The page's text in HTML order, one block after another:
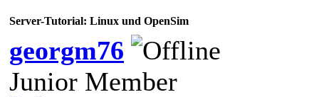
Server-Tutorial: Linux und OpenSim
georgm76
Junior Member